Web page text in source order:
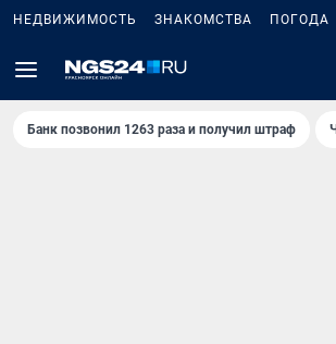
НЕДВИЖИМОСТЬ ЗНАКОМСТВА ПОГОДА
Банк позвонил 1263 раза и получил штраф